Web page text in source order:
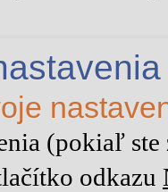
(pokiaľ
odkazu